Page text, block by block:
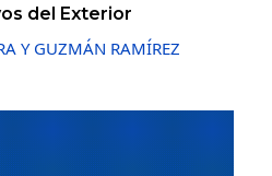
del Exterior
Y GUZMÁN RAMÍREZ